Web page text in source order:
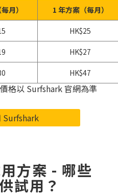
月） 1 年方案（每月）
HK$25
HK$27
HK$47
格以 Surfshark 官網為準
Surfshark
方案 - 哪些
試用？